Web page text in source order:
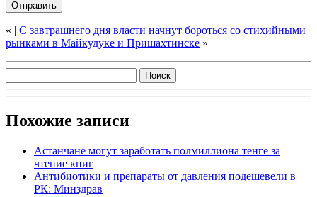
« | С завтрашнего дня власти начнут бороться со стихийными
рынками в Майкудуке и Пришахтинске »
Похожие записи
Астанчане могут заработать полмиллиона тенге за
чтение книг
Антибиотики и препараты от давления подешевели в
РК: Минздрав